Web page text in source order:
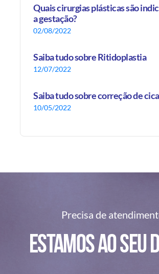
Quais cirurgias plásticas são
a gestação?
02/08/2022
Saiba tudo sobre Ritidoplastia
12/07/2022
Saiba tudo sobre correção de
10/05/2022
Precisa de
Estamos ao seu